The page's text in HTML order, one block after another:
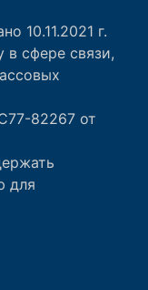
10.11.2021 г.
в сфере связи,
82267 от
для